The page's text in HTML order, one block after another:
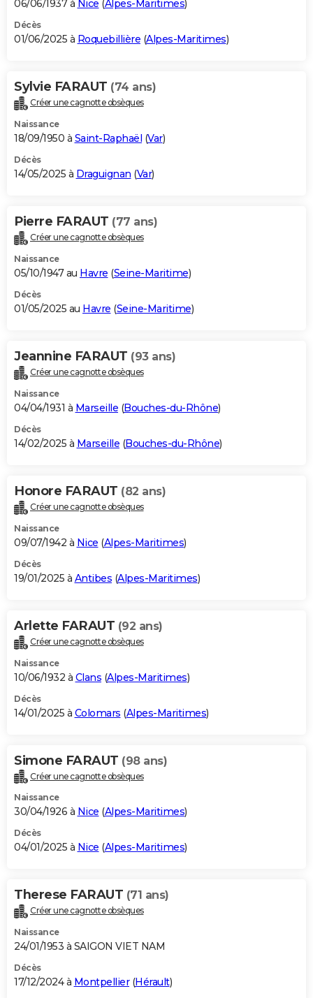
06/06/1937 à Nice (Alpes-Maritimes)
Décès
01/06/2025 à Roquebillière (Alpes-Maritimes)
Sylvie FARAUT (74 ans)
Créer une cagnotte obsèques
Naissance
18/09/1950 à Saint-Raphaël (Var)
Décès
14/05/2025 à Draguignan (Var)
Pierre FARAUT (77 ans)
Créer une cagnotte obsèques
Naissance
05/10/1947 au Havre (Seine-Maritime)
Décès
01/05/2025 au Havre (Seine-Maritime)
Jeannine FARAUT (93 ans)
Créer une cagnotte obsèques
Naissance
04/04/1931 à Marseille (Bouches-du-Rhône)
Décès
14/02/2025 à Marseille (Bouches-du-Rhône)
Honore FARAUT (82 ans)
Créer une cagnotte obsèques
Naissance
09/07/1942 à Nice (Alpes-Maritimes)
Décès
19/01/2025 à Antibes (Alpes-Maritimes)
Arlette FARAUT (92 ans)
Créer une cagnotte obsèques
Naissance
10/06/1932 à Clans (Alpes-Maritimes)
Décès
14/01/2025 à Colomars (Alpes-Maritimes)
Simone FARAUT (98 ans)
Créer une cagnotte obsèques
Naissance
30/04/1926 à Nice (Alpes-Maritimes)
Décès
04/01/2025 à Nice (Alpes-Maritimes)
Therese FARAUT (71 ans)
Créer une cagnotte obsèques
Naissance
24/01/1953 à SAIGON VIET NAM
Décès
17/12/2024 à Montpellier(Hérault)